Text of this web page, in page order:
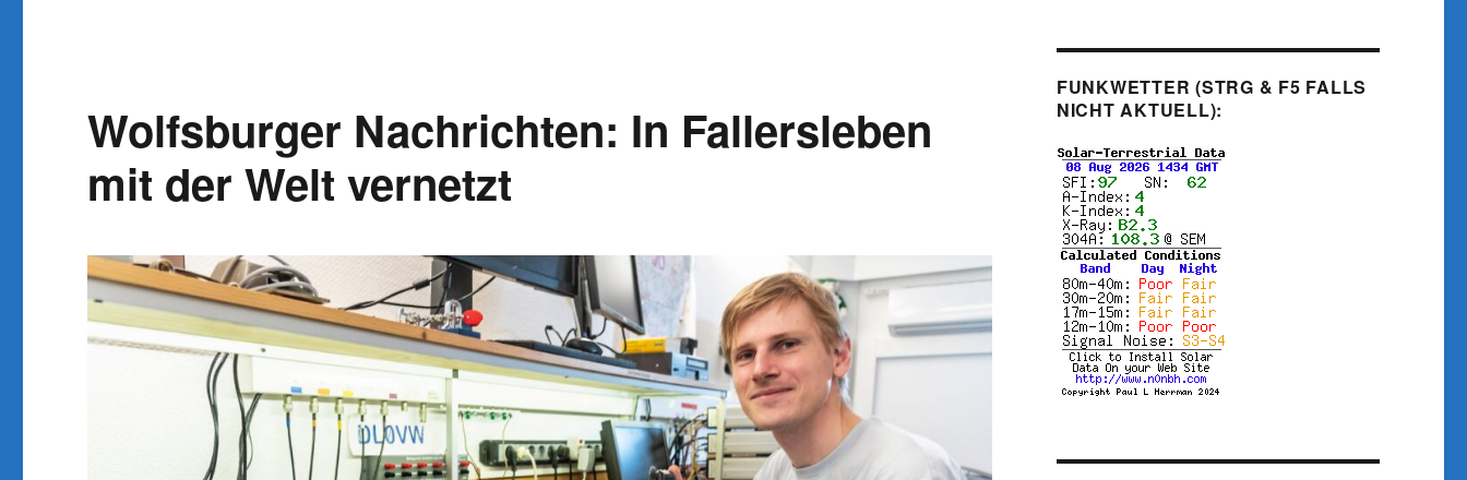
Wolfsburger Nachrichten: In Fallersleben
mit der Welt vernetzt
FUNKWETTER (STRG & F5 FALLS
NICHT AKTUELL):